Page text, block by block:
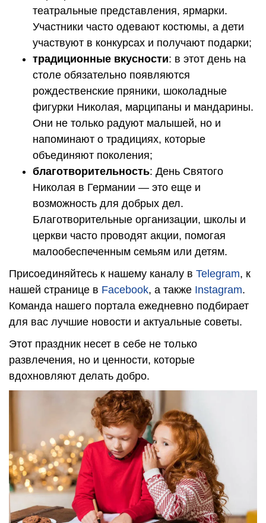
театральные представления, ярмарки.
Участники часто одевают костюмы, а дети
участвуют в конкурсах и получают подарки;
традиционные вкусности: в этот день на
столе обязательно появляются
рождественские пряники, шоколадные
фигурки Николая, марципаны и мандарины.
Они не только радуют малышей, но и
напоминают о традициях, которые
объединяют поколения;
благотворительность: День Святого
Николая в Германии — это еще и
возможность для добрых дел.
Благотворительные организации, школы и
церкви часто проводят акции, помогая
малообеспеченным семьям или детям.
Присоединяйтесь к нашему каналу в Telegram, к
нашей странице в Facebook, а также Instagram.
Команда нашего портала ежедневно подбирает
для вас лучшие новости и актуальные советы.
Этот праздник несет в себе не только
развлечения, но и ценности, которые
вдохновляют делать добро.